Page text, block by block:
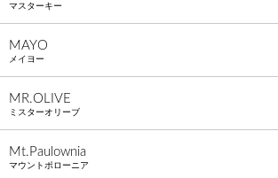
マスターキー
MAYO
メイヨー
MR.OLIVE
ミスターオリーブ
Mt.Paulownia
マウントポローニア